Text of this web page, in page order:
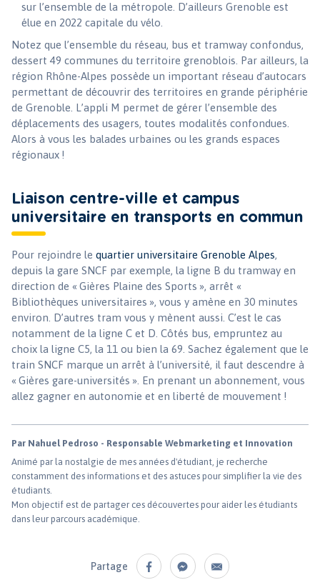
Partage
sur l’ensemble de la métropole. D’ailleurs Grenoble est
élue en 2022 capitale du vélo.
Notez que l’ensemble du réseau, bus et tramway confondus,
dessert 49 communes du territoire grenoblois. Par ailleurs, la
région Rhône-Alpes possède un important réseau d’autocars
permettant de découvrir des territoires en grande périphérie
de Grenoble. L’appli M permet de gérer l’ensemble des
déplacements des usagers, toutes modalités confondues.
Alors à vous les balades urbaines ou les grands espaces
régionaux !
Liaison centre-ville et campus
universitaire en transports en commun
Pour rejoindre le quartier universitaire Grenoble Alpes,
depuis la gare SNCF par exemple, la ligne B du tramway en
direction de « Gières Plaine des Sports », arrêt «
Bibliothèques universitaires », vous y amène en 30 minutes
environ. D’autres tram vous y mènent aussi. C’est le cas
notamment de la ligne C et D. Côtés bus, empruntez au
choix la ligne C5, la 11 ou bien la 69. Sachez également que le
train SNCF marque un arrêt à l’université, il faut descendre à
« Gières gare-universités ». En prenant un abonnement, vous
allez gagner en autonomie et en liberté de mouvement !
Par Nahuel Pedroso - Responsable Webmarketing et Innovation
Animé par la nostalgie de mes années d'étudiant, je recherche
constamment des informations et des astuces pour simplifier la vie des
étudiants.
Mon objectif est de partager ces découvertes pour aider les étudiants
dans leur parcours académique.